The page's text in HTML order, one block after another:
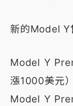
新的Model Y
Model Y
漲1000美元）
Model Y